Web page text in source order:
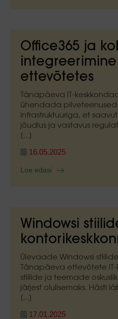
Office365 ja
integreerimine
ettevõtetes
Tänapäeva IT-
ühendada pilveteenused
infrastruktuuriga, et
jõudlus ja vastavus
[...]
16.05.2025
Loe edasi
Windowsi
Ülevaade Windowsi
Tänapäeva ettevõtete IT-
stiilide ja teemade
järjest olulisemaks. Hästi
[...]
17.01.2025